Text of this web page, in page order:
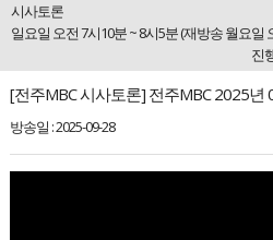
시사토론
일요일 오전 7시10분 ~ 8시5분 (재방송 월요일
진
[전주MBC 시사토론] 전주MBC 2025년
방송일 : 2025-09-28